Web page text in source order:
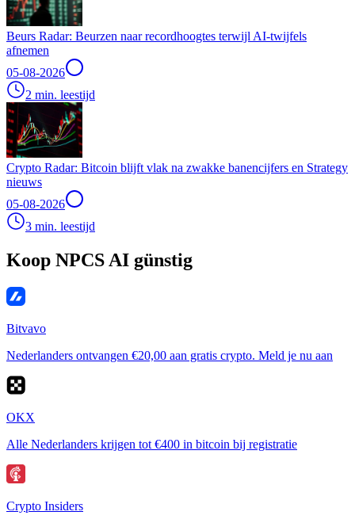
Beurs Radar: Beurzen naar recordhoogtes terwijl AI-twijfels
afnemen
05-08-2026
2 min. leestijd
Crypto Radar: Bitcoin blijft vlak na zwakke banencijfers en Strategy
nieuws
05-08-2026
3 min. leestijd
Koop NPCS AI günstig
Bitvavo
Nederlanders ontvangen €20,00 aan gratis crypto. Meld je nu aan
OKX
Alle Nederlanders krijgen tot €400 in bitcoin bij registratie
Crypto Insiders